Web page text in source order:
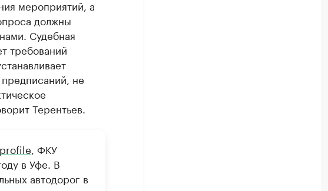
мероприятий, а
должны
Судебная
требований
не
Терентьев.
, ФКУ
в Уфе. В
автодорог в